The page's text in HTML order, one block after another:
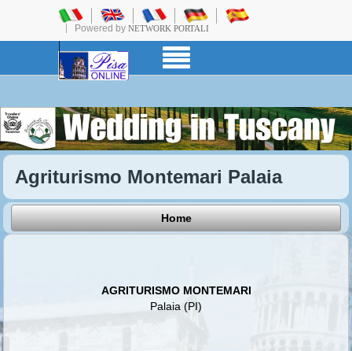
Powered by NETWORK PORTALI
Agriturismo Montemari Palaia
Home
AGRITURISMO MONTEMARI
Palaia (PI)